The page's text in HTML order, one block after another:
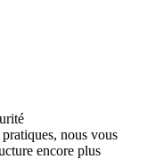
nous vous
encore plus